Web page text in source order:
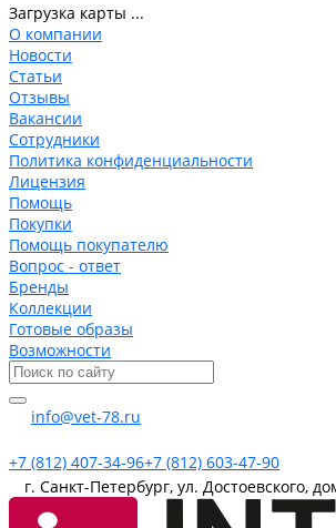
Загрузка карты ...
О компании
Новости
Статьи
Отзывы
Вакансии
Сотрудники
Политика конфиденциальности
Лицензия
Помощь
Покупки
Помощь покупателю
Вопрос - ответ
Бренды
Коллекции
Готовые образы
Возможности
info@vet-78.ru
+7 (812) 407-34-96+7 (812) 603-47-90
г. Санкт-Петербург, ул. Достоевского,